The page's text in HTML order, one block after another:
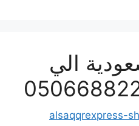
الي
alsaqqrexpress-